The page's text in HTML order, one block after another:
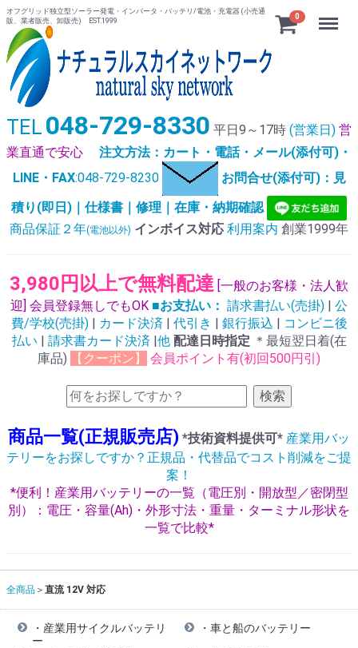
オフグリッド独立型ソーラー発電・インバータ・バッテリ/電池・充電器 (小売通
販、業者販売、卸販売) EST.1999
0 Menu
TEL 048-729-8330 平日9～17時 (営業日) 営
業直通で安心
注文方法：カート・電話・メール(添付可)・
LINE・FAX:048-729-8230
お問合せ(添付可)：見
積り(即日)｜仕様書｜修理｜在庫・納期確認
商品保証２年(電池以外) インボイス対応 利用案内 創業1999年
3,980円以上で無料配達 [一般のお客様・法人歓
迎] 会員登録無しでもOK ■お支払い： 請求書払い(売掛) | 公
費/学校(売掛) | カード決済 | 代引き | 銀行振込 | コンビニ後
払い | 請求書カード決済 |他 配達日時指定 ＊最短翌日着(在
庫品)
【クーポン】 会員ポイント有(初回500円引)
検索
商品一覧(正規販売店) *技術資料提供可* 産業用バッ
テリーをお探しですか？正規品・代替品でコスト削減をご提
案！
*便利！産業用バッテリーの一覧（電圧別・開放型／密閉型
別）：電圧・容量(Ah)・外形寸法・重量・ターミナル形状を
一覧で比較*
全商品 直流 12V 対応
・産業用サイクルバッテリ
ー
・車と船のバッテリー